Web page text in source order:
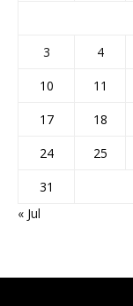
3
4
10
11
17
18
24
25
31
« Jul